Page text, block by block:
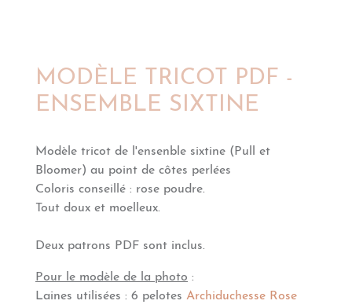
MODÈLE TRICOT PDF -
ENSEMBLE SIXTINE
Modèle tricot de l'ensenble sixtine (Pull et
Bloomer) au point de côtes perlées
Coloris conseillé : rose poudre.
Tout doux et moelleux.
Deux patrons PDF sont inclus.
Pour le modèle de la photo :
Laines utilisées : 6 pelotes Archiduchesse Rose